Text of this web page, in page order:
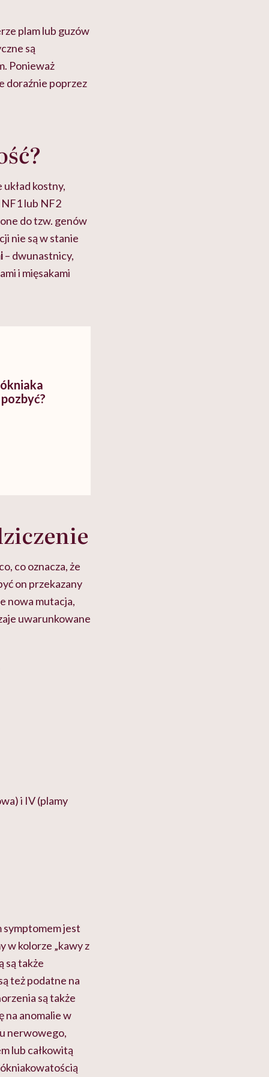
myślenie
plam lub guzów
są
Ponieważ
doraźnie poprzez
kostny,
lub NF2
do tzw. genów
nie są w stanie
– dwunastnicy,
i mięsakami
co oznacza, że
on przekazany
nowa mutacja,
uwarunkowane
i IV (plamy
symptomem jest
w kolorze „kawy z
są także
też podatne na
są także
na anomalie w
nerwowego,
lub całkowitą